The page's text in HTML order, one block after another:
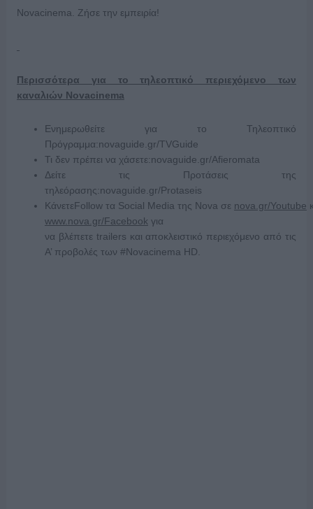
Novacinema. Ζήσε την εμπειρία!
Περισσότερα για το τηλεοπτικό περιεχόμενο των
καναλιών Novacinema
Ενημερωθείτε για το Τηλεοπτικό
Πρόγραμμα:novaguide.gr/TVGuide
Τι δεν πρέπει να χάσετε:novaguide.gr/Afieromata
Δείτε τις Προτάσεις της
τηλεόρασης:novaguide.gr/Protaseis
ΚάνετεFollow τα Social Media της Nova σε nova.gr/Youtube
www.nova.gr/Facebook για
να βλέπετε trailers και αποκλειστικό περιεχόμενο από τις
Α’ προβολές των #Novacinema HD.